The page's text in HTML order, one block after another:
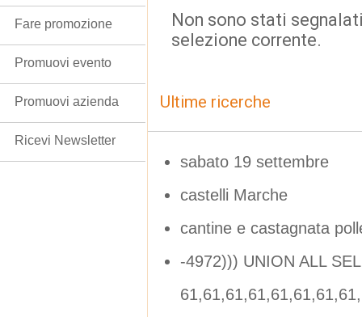
Non sono stati
selezione corrente.
Ultime ricerche
sabato 19 settembre
castelli Marche
cantine e castagnata
-4972))) UNION ALL
Fare promozione
Promuovi evento
Promuovi azienda
Ricevi Newsletter